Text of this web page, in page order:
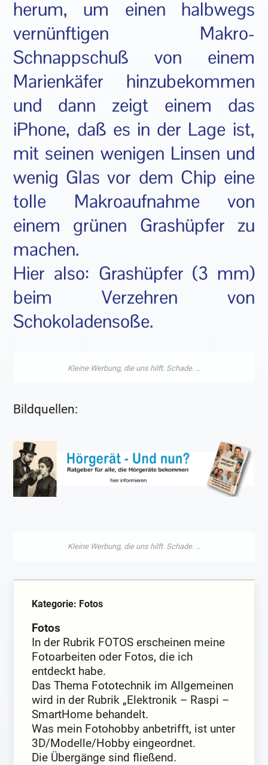
herum, um einen halbwegs
vernünftigen Makro-
Schnappschuß von einem
Marienkäfer hinzubekommen
und dann zeigt einem das
iPhone, daß es in der Lage ist,
mit seinen wenigen Linsen und
wenig Glas vor dem Chip eine
tolle Makroaufnahme von
einem grünen Grashüpfer zu
machen.
Hier also: Grashüpfer (3 mm)
beim Verzehren von
Schokoladensoße.
Bildquellen:
Kategorie: Fotos
Fotos
In der Rubrik FOTOS erscheinen meine
Fotoarbeiten oder Fotos, die ich
entdeckt habe.
Das Thema Fototechnik im Allgemeinen
wird in der Rubrik „Elektronik – Raspi –
SmartHome behandelt.
Was mein Fotohobby anbetrifft, ist unter
3D/Modelle/Hobby eingeordnet.
Die Übergänge sind fließend.